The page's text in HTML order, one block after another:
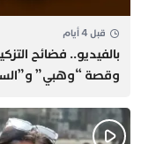
قبل 4 أيام
بالفيديو.. فضائح
وقصة “وهبي”